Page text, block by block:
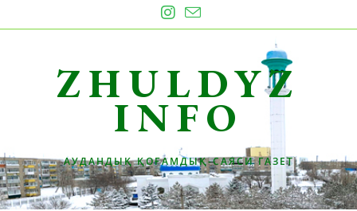
to
ZHULDYZ
INFO
АУДАНДЫҚ ҚОҒАМДЫҚ-САЯСИ ГАЗЕТ